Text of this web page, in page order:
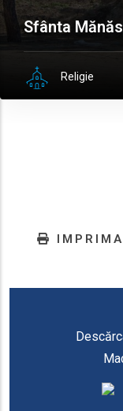
Sfânta
Religie